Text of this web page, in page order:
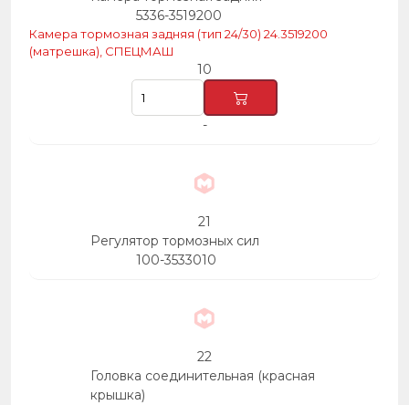
5336-3519200
Камера тормозная задняя (тип 24/30) 24.3519200
(матрешка), СПЕЦМАШ
10
-
21
Регулятор тормозных сил
100-3533010
22
Головка соединительная (красная
крышка)